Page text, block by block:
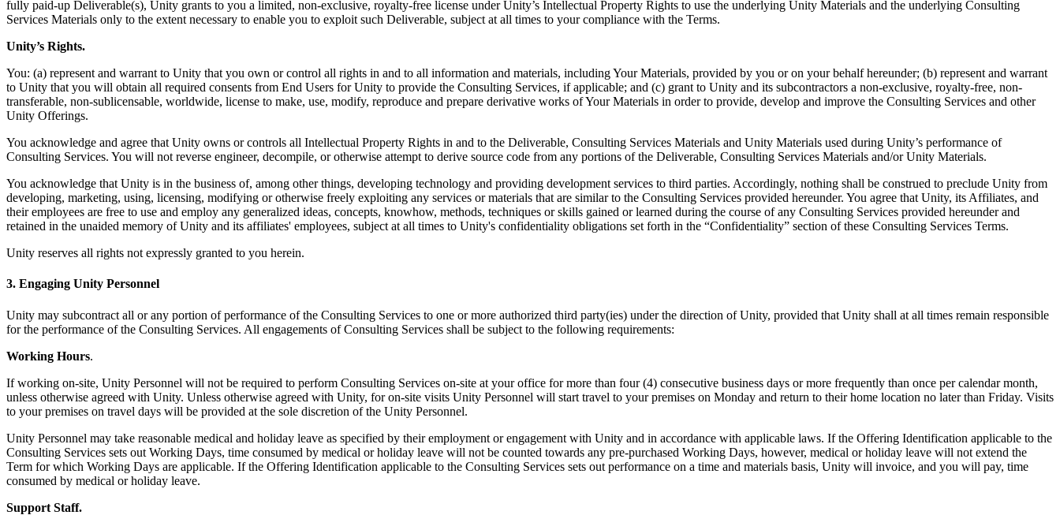
fully paid-up Deliverable(s), Unity grants to you a limited, non-exclusive, royalty-free license under Unity’s Intellectual Property Rights to use the underlying Unity Materials and the underlying Consulting
Services Materials only to the extent necessary to enable you to exploit such Deliverable, subject at all times to your compliance with the Terms.
Unity’s Rights.
You: (a) represent and warrant to Unity that you own or control all rights in and to all information and materials, including Your Materials, provided by you or on your behalf hereunder; (b) represent and warrant
to Unity that you will obtain all required consents from End Users for Unity to provide the Consulting Services, if applicable; and (c) grant to Unity and its subcontractors a non-exclusive, royalty-free, non-
transferable, non-sublicensable, worldwide, license to make, use, modify, reproduce and prepare derivative works of Your Materials in order to provide, develop and improve the Consulting Services and other
Unity Offerings.
You acknowledge and agree that Unity owns or controls all Intellectual Property Rights in and to the Deliverable, Consulting Services Materials and Unity Materials used during Unity’s performance of
Consulting Services. You will not reverse engineer, decompile, or otherwise attempt to derive source code from any portions of the Deliverable, Consulting Services Materials and/or Unity Materials.
You acknowledge that Unity is in the business of, among other things, developing technology and providing development services to third parties. Accordingly, nothing shall be construed to preclude Unity from
developing, marketing, using, licensing, modifying or otherwise freely exploiting any services or materials that are similar to the Consulting Services provided hereunder. You agree that Unity, its Affiliates, and
their employees are free to use and employ any generalized ideas, concepts, knowhow, methods, techniques or skills gained or learned during the course of any Consulting Services provided hereunder and
retained in the unaided memory of Unity and its affiliates' employees, subject at all times to Unity's confidentiality obligations set forth in the “Confidentiality” section of these Consulting Services Terms.
Unity reserves all rights not expressly granted to you herein.
3. Engaging Unity Personnel
Unity may subcontract all or any portion of performance of the Consulting Services to one or more authorized third party(ies) under the direction of Unity, provided that Unity shall at all times remain responsible
for the performance of the Consulting Services. All engagements of Consulting Services shall be subject to the following requirements:
Working Hours.
If working on-site, Unity Personnel will not be required to perform Consulting Services on-site at your office for more than four (4) consecutive business days or more frequently than once per calendar month,
unless otherwise agreed with Unity. Unless otherwise agreed with Unity, for on-site visits Unity Personnel will start travel to your premises on Monday and return to their home location no later than Friday. Visits
to your premises on travel days will be provided at the sole discretion of the Unity Personnel.
Unity Personnel may take reasonable medical and holiday leave as specified by their employment or engagement with Unity and in accordance with applicable laws. If the Offering Identification applicable to the
Consulting Services sets out Working Days, time consumed by medical or holiday leave will not be counted towards any pre-purchased Working Days, however, medical or holiday leave will not extend the
Term for which Working Days are applicable. If the Offering Identification applicable to the Consulting Services sets out performance on a time and materials basis, Unity will invoice, and you will pay, time
consumed by medical or holiday leave.
Support Staff.